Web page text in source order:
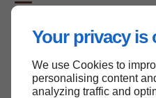
Your privacy is
We use Cookies to
personalising content
analyzing traffic and
Haut